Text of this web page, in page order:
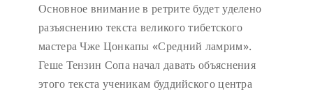
Основное внимание в ретрите будет уделено
разъяснению текста великого тибетского
мастера Чже Цонкапы «Средний ламрим».
Геше Тензин Сопа начал давать объяснения
этого текста ученикам буддийского центра